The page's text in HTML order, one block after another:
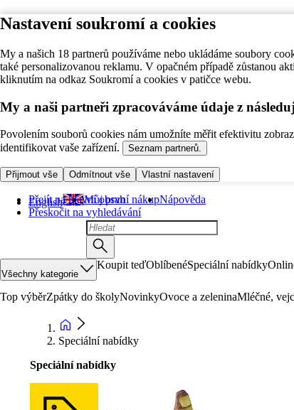
Nastavení soukromí a cookies
My a našich 18 partnerů používáme nebo ukládáme soubory
také personalizovanou reklamu. V opačném případě zůstanou
kliknutím na odkaz Soukromí a cookies v patičce webu.
My a naši partneři zpracováváme údaje z
Povolením souborů cookies nám umožníte měřit efektivitu
identifikovat vaše zařízení.
Seznam partnerů.
Přijmout vše Odmítnout vše Vlastní nastavení
Přejít na hlavní obsah
Přeskočit na vyhledávání
English Můj první nákupNápověda
Všechny kategorie
Koupit teďOblíbenéSpeciální nabídky
Top výběrZpátky do školyNovinkyOvoce a zeleninaMléčné,
Speciální nabídky
Speciální nabídky